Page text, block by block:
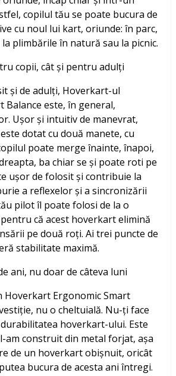
copilul tău se poate bucura de
cu noul lui kart, oriunde: în parc,
plimbările în natură sau la picnic.
copii, cât și pentru adulți
și de adulți, Hoverkart-ul
Balance este, în general,
Ușor și intuitiv de manevrat,
dotat cu două manete, cu
poate merge înainte, înapoi,
ba chiar se și poate roti pe
ușor de folosit și contribuie la
a reflexelor și a sincronizării
pilot îl poate folosi de la o
că acest hoverkart elimină
pe două roți. Ai trei puncte de
stabilitate maximă.
ani, nu doar de câteva luni
Hoverkart Ergonomic Smart
nu o cheltuială. Nu-ți face
hoverkart-ului. Este
am construit din metal forjat, așa
de un hoverkart obișnuit, oricât
bucura de acesta ani întregi.